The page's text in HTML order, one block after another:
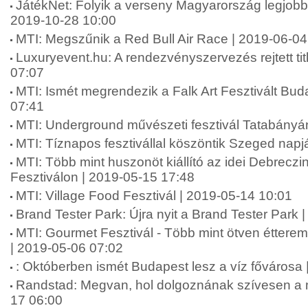
JátékNet: Folyik a verseny Magyarország
2019-10-28 10:00
MTI: Megszűnik a Red Bull Air Race | 2019-06-
Luxuryevent.hu: A rendezvényszervezés rejtett
07:07
MTI: Ismét megrendezik a Falk Art Fesztivált
07:41
MTI: Underground művészeti fesztivál
MTI: Tíznapos fesztivállal köszöntik Szeged
MTI: Több mint huszonöt kiállító az idei
Fesztiválon | 2019-05-15 17:48
MTI: Village Food Fesztivál | 2019-05-14 10:01
Brand Tester Park: Újra nyit a Brand Tester Park
MTI: Gourmet Fesztivál - Több mint ötven
| 2019-05-06 07:02
: Októberben ismét Budapest lesz a víz fővárosa
Randstad: Megvan, hol dolgoznának szívesen a
17 06:00